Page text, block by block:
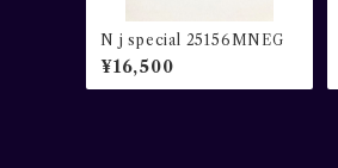
N j special 25156MNEG
¥16,500